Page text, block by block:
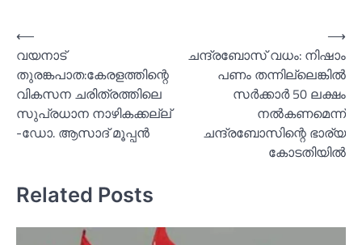
Post
navigation
⟵
വയനാട്
തുരങ്കപാത:കേരളത്തിന്റെ
വികസന ചരിത്രത്തിലെ
സുപ്രധാന നാഴികക്കല്ല്
-ഡോ. ആസാദ് മൂപ്പൻ
ചന്ദ്രബോസ് വധം: നിഷാം
പണം തന്നില്ലെങ്കില്‍
സര്‍ക്കാര്‍ 50 ലക്ഷം
നല്‍കണമെന്ന്
ചന്ദ്രബോസിന്റെ ഭാര്യ
കോടതിയില്‍
⟶
Related Posts